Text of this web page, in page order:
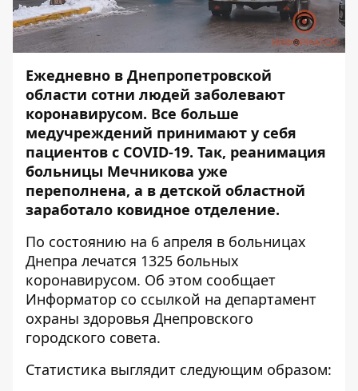
Ежедневно в Днепропетровской
области сотни людей заболевают
коронавирусом. Все больше
медучреждений принимают у себя
пациентов с COVID-19. Так, реанимация
больницы Мечникова уже
переполнена, а в детской областной
заработало ковидное отделение.
По состоянию на 6 апреля в больницах
Днепра лечатся 1325 больных
коронавирусом. Об этом сообщает
Информатор со ссылкой на департамент
охраны здоровья Днепровского
городского совета.
Статистика выглядит следующим образом: